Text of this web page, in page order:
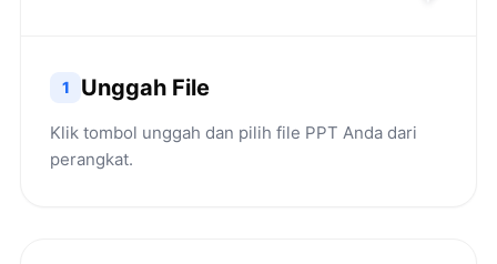
1 Unggah File
Klik tombol unggah dan pilih file PPT Anda dari
perangkat.